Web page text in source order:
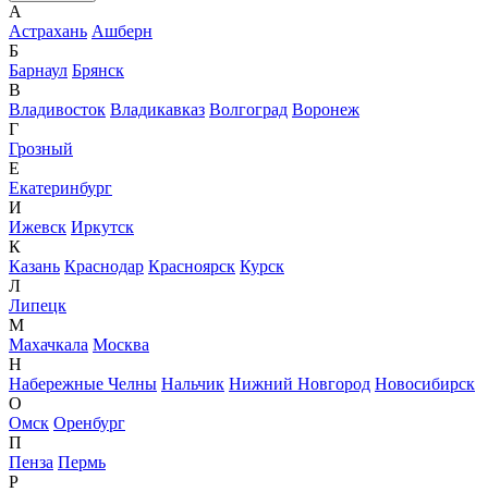
А
Астрахань Ашберн
Б
Барнаул Брянск
В
Владивосток Владикавказ Волгоград Воронеж
Г
Грозный
Е
Екатеринбург
И
Ижевск Иркутск
К
Казань Краснодар Красноярск Курск
Л
Липецк
М
Махачкала Москва
Н
Набережные Челны Нальчик Нижний Новгород Новосибирск
О
Омск Оренбург
П
Пенза Пермь
Р